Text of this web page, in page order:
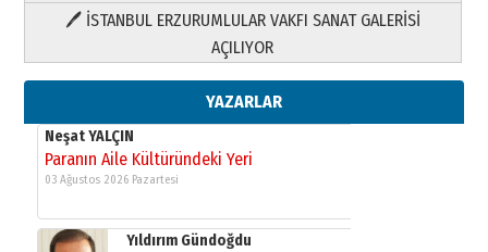
🖊 İSTANBUL ERZURUMLULAR VAKFI SANAT GALERİSİ
AÇILIYOR
YAZARLAR
Yusuf POLAT
Şampiyonluk Sebahattin Şirin’e
yazar
11 Mayıs 2026 Pazartesi
Neşat YALÇIN
Paranın Aile Kültüründeki Yeri
03 Ağustos 2026 Pazartesi
Yıldırım Gündoğdu